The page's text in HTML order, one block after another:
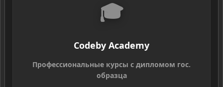
🎓
Codeby Academy
Профессиональные курсы с дипломом гос.
образца